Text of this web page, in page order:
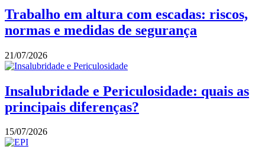
Trabalho em altura com escadas: riscos,
normas e medidas de segurança
21/07/2026
Insalubridade e Periculosidade: quais as
principais diferenças?
15/07/2026